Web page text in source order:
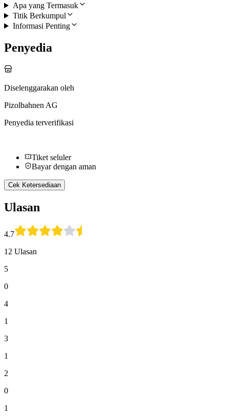
Apa yang Termasuk
Titik Berkumpul
Informasi Penting
Penyedia
Diselenggarakan oleh
Pizolbahnen AG
Penyedia terverifikasi
Tiket seluler
Bayar dengan aman
Cek Ketersediaan
Ulasan
4.7
12 Ulasan
5
0
4
1
3
1
2
0
1